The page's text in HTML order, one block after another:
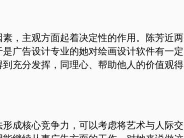
，主观方面起着决定性的作用。陈芳近两
广告设计专业的她对绘画设计软件有一定
充分发挥，同理心、帮助他人的价值观得
成核心竞争力，可以考虑将艺术与人际交